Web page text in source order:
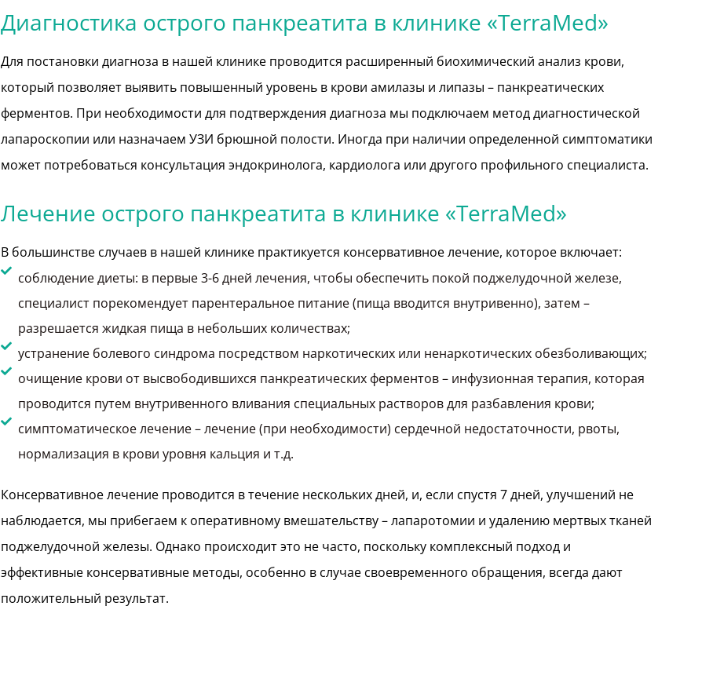
Диагностика острого панкреатита в клинике «TerraMed»
Для постановки диагноза в нашей клинике проводится расширенный биохимический анализ крови,
который позволяет выявить повышенный уровень в крови амилазы и липазы – панкреатических
ферментов. При необходимости для подтверждения диагноза мы подключаем метод диагностической
лапароскопии или назначаем УЗИ брюшной полости. Иногда при наличии определенной симптоматики
может потребоваться консультация эндокринолога, кардиолога или другого профильного специалиста.
Лечение острого панкреатита в клинике «TerraMed»
В большинстве случаев в нашей клинике практикуется консервативное лечение, которое включает:
соблюдение диеты: в первые 3-6 дней лечения, чтобы обеспечить покой поджелудочной железе,
специалист порекомендует парентеральное питание (пища вводится внутривенно), затем –
разрешается жидкая пища в небольших количествах;
устранение болевого синдрома посредством наркотических или ненаркотических обезболивающих;
очищение крови от высвободившихся панкреатических ферментов – инфузионная терапия, которая
проводится путем внутривенного вливания специальных растворов для разбавления крови;
симптоматическое лечение – лечение (при необходимости) сердечной недостаточности, рвоты,
нормализация в крови уровня кальция и т.д.
Консервативное лечение проводится в течение нескольких дней, и, если спустя 7 дней, улучшений не
наблюдается, мы прибегаем к оперативному вмешательству – лапаротомии и удалению мертвых тканей
поджелудочной железы. Однако происходит это не часто, поскольку комплексный подход и
эффективные консервативные методы, особенно в случае своевременного обращения, всегда дают
положительный результат.